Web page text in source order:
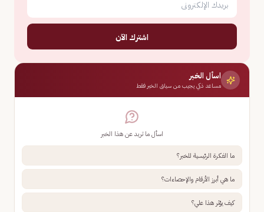
اشترك الآن
اسأل الخبر
مساعد ذكي يجيب من سياق الخبر فقط
اسأل ما تريد عن هذا الخبر
ما الفكرة الرئيسية للخبر؟
ما هي أبرز الأرقام والإحصاءات؟
كيف يؤثر هذا علي؟